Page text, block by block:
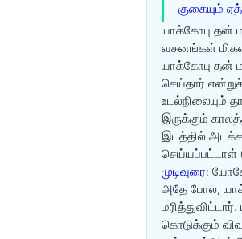
குகையும்
யாக்கோபு தன்
வசனங்கள்
யாக்கோபு தன்
செய்தார்
உடல்நிலையும்
இருக்கும்
இடத்தில்
செய்யப்பட்டாள்
முடிவுரை:
அதே போல,
கொடுக்கும்